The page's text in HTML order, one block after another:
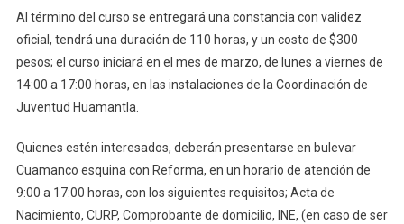
AVANZADO
Al término del curso se entregará una constancia con validez
oficial, tendrá una duración de 110 horas, y un costo de $300
pesos; el curso iniciará en el mes de marzo, de lunes a viernes de
14:00 a 17:00 horas, en las instalaciones de la Coordinación de
Juventud Huamantla.
Quienes estén interesados, deberán presentarse en bulevar
Cuamanco esquina con Reforma, en un horario de atención de
9:00 a 17:00 horas, con los siguientes requisitos; Acta de
Nacimiento, CURP, Comprobante de domicilio, INE, (en caso de ser